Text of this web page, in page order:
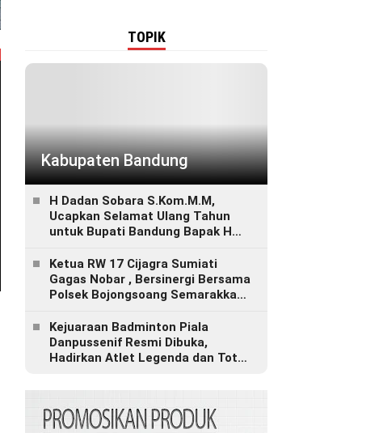
TOPIK
Kabupaten Bandung
H Dadan Sobara S.Kom.M.M,
Ucapkan Selamat Ulang Tahun
untuk Bupati Bandung Bapak H
Ketua RW 17 Cijagra Sumiati
Gagas Nobar , Bersinergi Bersama
Polsek Bojongsoang Semarakkan
Kejuaraan Badminton Piala
Danpussenif Resmi Dibuka,
Hadirkan Atlet Legenda dan Total